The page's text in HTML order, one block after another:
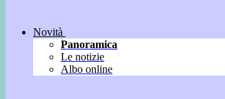
Novità
Panoramica
Le notizie
Albo online